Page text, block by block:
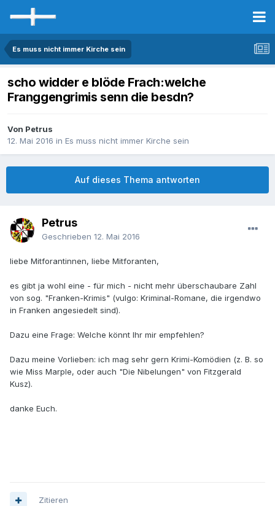
Es muss nicht immer Kirche sein
scho widder e blöde Frach:welche
Franggengrimis senn die besdn?
Von Petrus
12. Mai 2016 in Es muss nicht immer Kirche sein
Auf dieses Thema antworten
Petrus
Geschrieben 12. Mai 2016
liebe Mitforantinnen, liebe Mitforanten,
es gibt ja wohl eine - für mich - nicht mehr überschaubare Zahl
von sog. "Franken-Krimis" (vulgo: Kriminal-Romane, die irgendwo
in Franken angesiedelt sind).
Dazu eine Frage: Welche könnt Ihr mir empfehlen?
Dazu meine Vorlieben: ich mag sehr gern Krimi-Komödien (z. B. so
wie Miss Marple, oder auch "Die Nibelungen" von Fitzgerald
Kusz).
danke Euch.
Zitieren